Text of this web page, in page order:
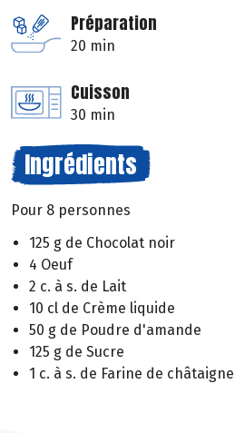
Préparation
20 min
Cuisson
30 min
Ingrédients
Pour 8 personnes
125 g de Chocolat noir
4 Oeuf
2 c. à s. de Lait
10 cl de Crème liquide
50 g de Poudre d'amande
125 g de Sucre
1 c. à s. de Farine de châtaigne